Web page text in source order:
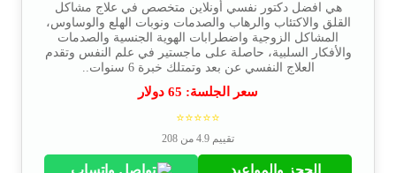
هي افضل دكتور نفسي أونلاين متخصص في علاج مشاكل
القلق والاكتئاب والرهاب والصدمات ونوبات الهلع والوساوس،
المشاكل الزوجية واضطرابات الهوية الجنسية والصدمات
والأفكار السلبية، حاصلة على ماجستير في علم النفس وتقدم
العلاج النفسي عن بعد وتمتلك خبرة 6 سنوات..
سعر الجلسة: 65 دولار
⭐⭐⭐⭐⭐
تقييم 4.9 من 208